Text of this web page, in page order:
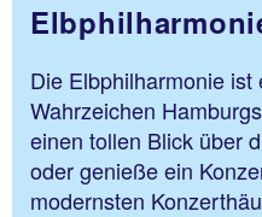
Die Elbphilharmonie
Wahrzeichen
einen tollen Blick über
oder genieße ein
modernsten